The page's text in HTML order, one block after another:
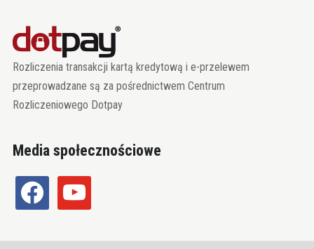
Rozliczenia transakcji kartą kredytową i e-przelewem
przeprowadzane są za pośrednictwem Centrum
Rozliczeniowego Dotpay
Media społecznościowe
facebook youtube